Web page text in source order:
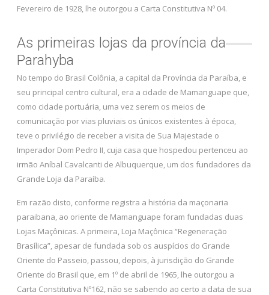
Fevereiro de 1928, lhe outorgou a Carta Constitutiva Nº 04.
As primeiras lojas da província da
Parahyba
No tempo do Brasil Colônia, a capital da Província da Paraíba, e
seu principal centro cultural, era a cidade de Mamanguape que,
como cidade portuária, uma vez serem os meios de
comunicação por vias pluviais os únicos existentes à época,
teve o privilégio de receber a visita de Sua Majestade o
Imperador Dom Pedro II, cuja casa que hospedou pertenceu ao
irmão Aníbal Cavalcanti de Albuquerque, um dos fundadores da
Grande Loja da Paraíba.
Em razão disto, conforme registra a história da maçonaria
paraibana, ao oriente de Mamanguape foram fundadas duas
Lojas Maçônicas. A primeira, Loja Maçônica “Regeneração
Brasílica”, apesar de fundada sob os auspícios do Grande
Oriente do Passeio, passou, depois, à jurisdição do Grande
Oriente do Brasil que, em 1º de abril de 1965, lhe outorgou a
Carta Constitutiva Nº162, não se sabendo ao certo a data de sua